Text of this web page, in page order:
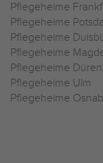
Pflegeheime
Pflegeheime
Pflegeheime
Pflegeheime
Pflegeheime Düren
Pflegeheime Ulm
Pflegeheime